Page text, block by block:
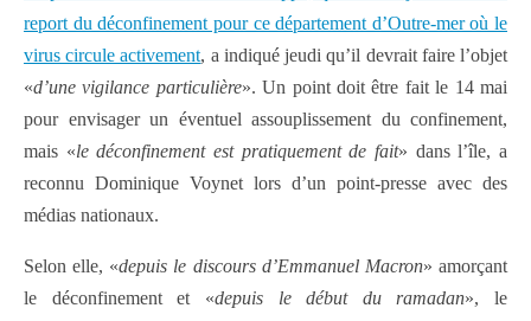
report du déconfinement pour ce département d’Outre-mer où le
virus circule activement, a indiqué jeudi qu’il devrait faire l’objet
«d’une vigilance particulière». Un point doit être fait le 14 mai
pour envisager un éventuel assouplissement du confinement,
mais «le déconfinement est pratiquement de fait» dans l’île, a
reconnu Dominique Voynet lors d’un point-presse avec des
médias nationaux.
Selon elle, «depuis le discours d’Emmanuel Macron» amorçant
le déconfinement et «depuis le début du ramadan», le